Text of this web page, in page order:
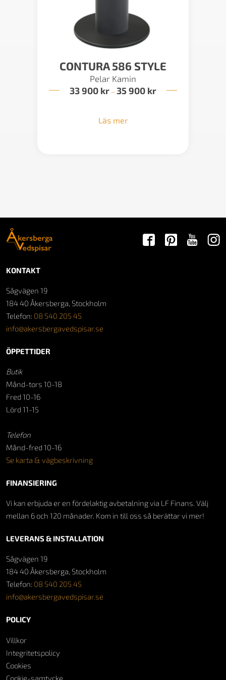
CONTURA 586 STYLE
Pelar Kamin
33 900 kr – 35 900 krPrisintervall:
Läs mer
KONTAKT
Sågvägen 19
184 40 Åkersberga, Stockholm
Telefon: 08 540 205 45
info@akersbergavedspisar.se
ÖPPETTIDER
Butik
Månd-tors 10-18
Fred 10-16
Lörd 11-15
Telefon
Månd-fred 10-16
Se karta & vägbeskrivning
FINANSIERING
Vi kan erbjuda er en fördelaktig avbetalning via LF Finans. Välj
mellan 6 och 120 månader. Kom in till oss så berättar vi mer!
LEVERANS & INSTALLATION
Sågvägen 19
184 40 Åkersberga, Stockholm
Telefon: 08 540 205 45
info@akersbergavedspisar.se
POLICY
Villkor
Integritetspolicy
Cookies
Cookie-samtycke